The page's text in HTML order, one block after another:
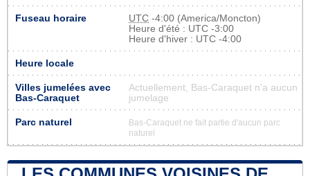
Fuseau horaire UTC -4:00 (America/Moncton)
Heure d'été : UTC -3:00
Heure d'hiver : UTC -4:00
Heure locale
Villes jumelées avec
Bas-Caraquet
Actuellement, Bas-Caraquet n'a aucun
jumelage
Parc naturel
Bas-Caraquet ne fait partie d'aucun parc
naturel